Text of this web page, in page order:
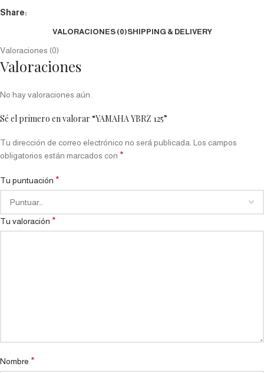
Share:
VALORACIONES (0)SHIPPING & DELIVERY
Valoraciones (0)
Valoraciones
No hay valoraciones aún.
Sé el primero en valorar “YAMAHA YBRZ 125”
Tu dirección de correo electrónico no será publicada. Los campos
obligatorios están marcados con *
Tu puntuación *
Tu valoración *
Nombre *